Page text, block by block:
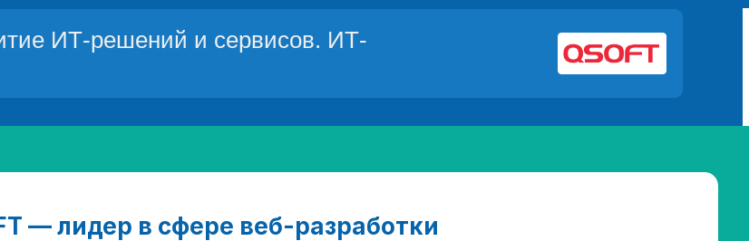
ИТ-решений и сервисов. ИТ-
— лидер в сфере веб-разработки